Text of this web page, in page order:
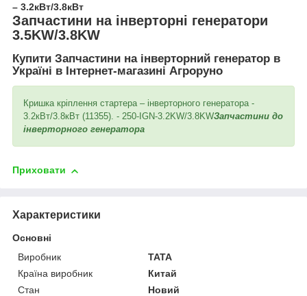
– 3.2кВт/3.8кВт
Запчастини на інверторні генератори
3.5KW/3.8KW
Купити Запчастини на інверторний генератор в
Україні в Інтернет-магазині Агроруно
Кришка кріплення стартера – інверторного генератора -
3.2кВт/3.8кВт (11355). - 250-IGN-3.2KW/3.8KWЗапчастини до
інверторного генератора
Приховати
Характеристики
Основні
Виробник
TATA
Країна виробник
Китай
Стан
Новий